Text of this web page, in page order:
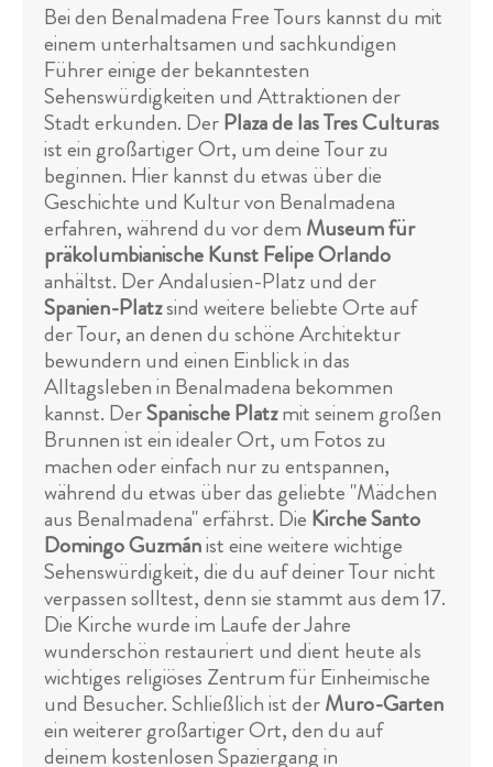
Bei den Benalmadena Free Tours kannst du mit
einem unterhaltsamen und sachkundigen
Führer einige der bekanntesten
Sehenswürdigkeiten und Attraktionen der
Stadt erkunden. DerPlaza de las Tres Culturas
ist ein großartiger Ort, um deine Tour zu
beginnen. Hier kannst du etwas über die
Geschichte und Kultur von Benalmadena
erfahren, während du vor dem Museum für
präkolumbianische Kunst Felipe Orlando
anhältst. Der Andalusien-Platz und der
Spanien-Platzsind weitere beliebte Orte auf
der Tour, an denen du schöne Architektur
bewundern und einen Einblick in das
Alltagsleben in Benalmadena bekommen
kannst. DerSpanische Platzmit seinem großen
Brunnen ist ein idealer Ort, um Fotos zu
machen oder einfach nur zu entspannen,
während du etwas über das geliebte "Mädchen
aus Benalmadena" erfährst. Die Kirche Santo
Domingo Guzmánist eine weitere wichtige
Sehenswürdigkeit, die du auf deiner Tour nicht
verpassen solltest, denn sie stammt aus dem 17.
Die Kirche wurde im Laufe der Jahre
wunderschön restauriert und dient heute als
wichtiges religiöses Zentrum für Einheimische
und Besucher. Schließlich ist derMuro-Garten
ein weiterer großartiger Ort, den du auf
deinem kostenlosen Spaziergang in